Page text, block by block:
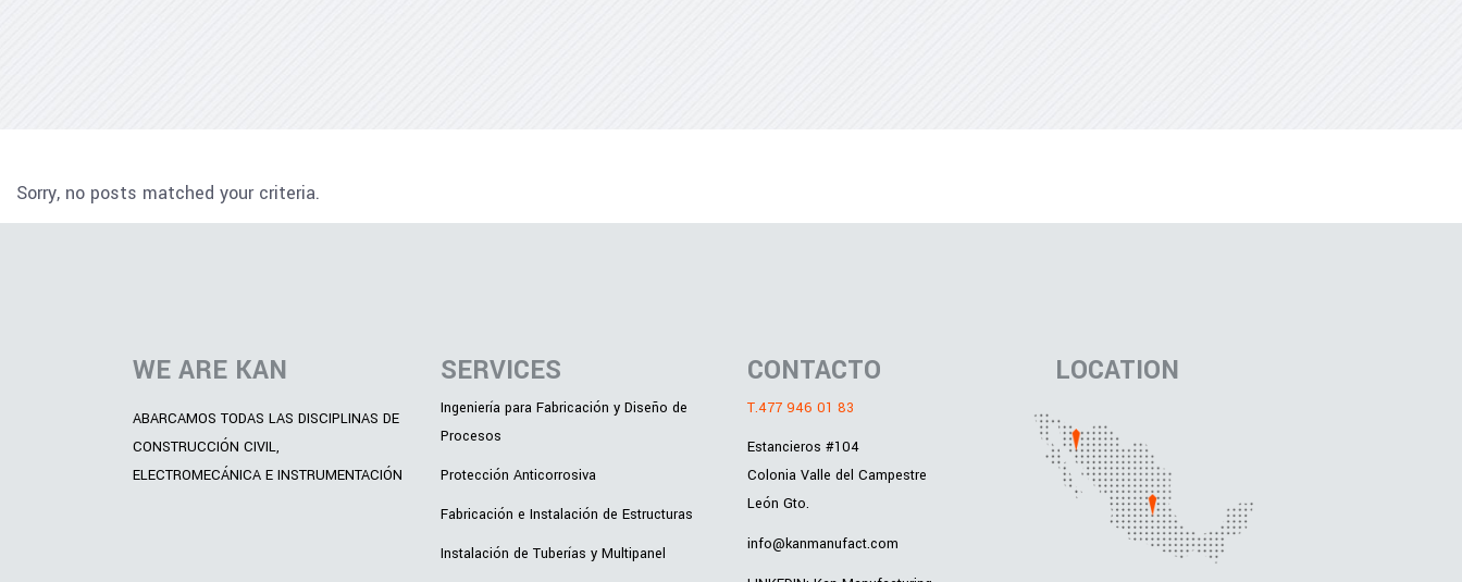
Sorry, no posts matched your criteria.
WE ARE KAN
ABARCAMOS TODAS LAS DISCIPLINAS DE
CONSTRUCCIÓN CIVIL,
ELECTROMECÁNICA E INSTRUMENTACIÓN
SERVICES
Ingeniería para Fabricación y Diseño de
Procesos
Protección Anticorrosiva
Fabricación e Instalación de Estructuras
Instalación de Tuberías y Multipanel
CONTACTO
T.477 946 01 83
Estancieros #104
Colonia Valle del Campestre
León Gto.
info@kanmanufact.com
LOCATION